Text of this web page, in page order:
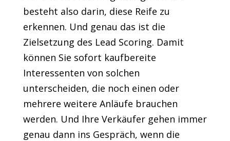
besteht also darin, diese Reife zu
erkennen. Und genau das ist die
Zielsetzung des Lead Scoring. Damit
können Sie sofort kaufbereite
Interessenten von solchen
unterscheiden, die noch einen oder
mehrere weitere Anläufe brauchen
werden. Und Ihre Verkäufer gehen immer
genau dann ins Gespräch, wenn die